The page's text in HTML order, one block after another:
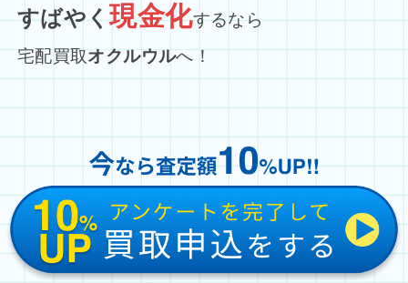
すばやく現金化するなら
宅配買取オクルウルへ！